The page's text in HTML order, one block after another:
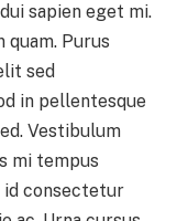
sapien eget mi.
quam. Purus
sed
in pellentesque
Vestibulum
mi tempus
consectetur